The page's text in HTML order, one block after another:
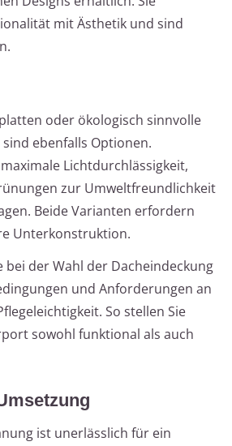
mit Ästhetik und sind
oder ökologisch sinnvolle
ebenfalls Optionen.
Lichtdurchlässigkeit,
zur Umweltfreundlichkeit
Beide Varianten erfordern
Unterkonstruktion.
bei der Wahl der Dacheindeckung
und Anforderungen an
So stellen Sie
sowohl funktional als auch
ist unerlässlich für ein